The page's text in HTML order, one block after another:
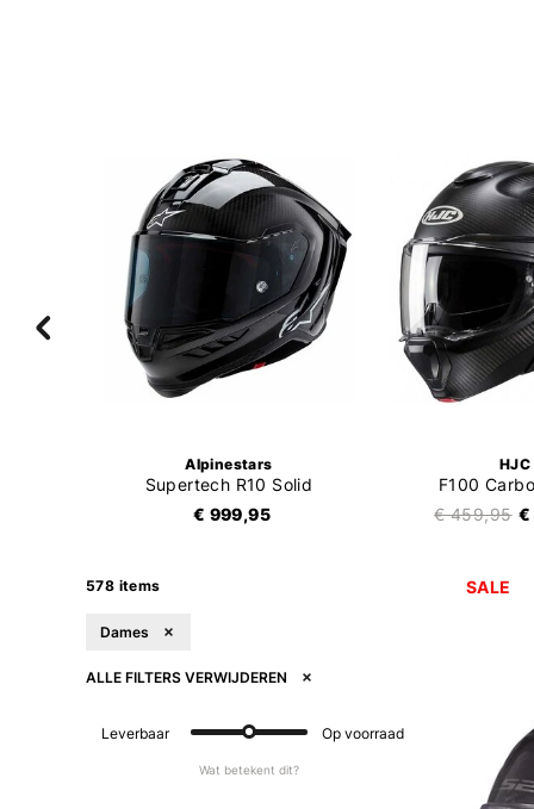
Alpinestars
Supertech R10 Solid
€ 999,95
HJC
F100
€ 459,95 €
578 items
Dames
ALLE FILTERS VERWIJDEREN
Leverbaar Op voorraad
Wat betekent dit?
SALE